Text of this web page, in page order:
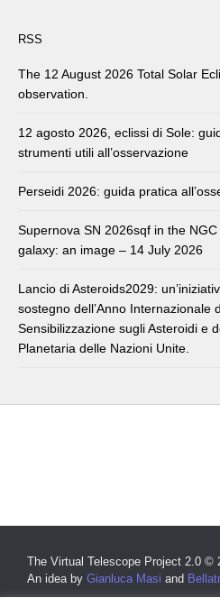
RSS
The 12 August 2026 Total Solar
observation.
12 agosto 2026, eclissi di Sole:
strumenti utili all’osservazione
Perseidi 2026: guida pratica
Supernova SN 2026sqf in the
galaxy: an image – 14 July 2026
Lancio di Asteroids2029:
sostegno dell’Anno Internazionale
Sensibilizzazione sugli Asteroidi e
Planetaria delle Nazioni Unite.
The Virtual Telescope Project 2.0 ©
An idea by Gianluca Masi and